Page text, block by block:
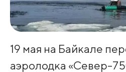
19 мая на Байкале
аэролодка «Север-